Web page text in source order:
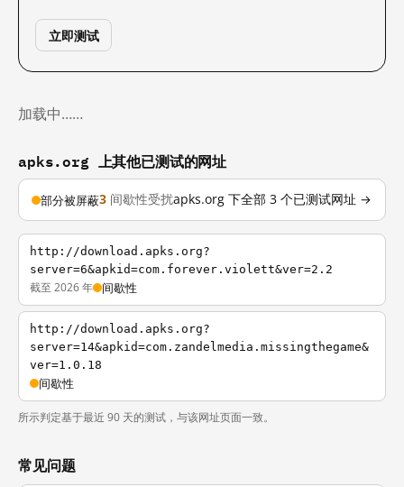
立即测试
加载中……
apks.org 上其他已测试的网址
部分被屏蔽3 间歇性受扰apks.org 下全部 3 个已测试网址 →
http://download.apks.org?
server=6&apkid=com.forever.violett&ver=2.2
截至 2026 年 间歇性
http://download.apks.org?
server=14&apkid=com.zandelmedia.missingthegame&
ver=1.0.18
间歇性
所示判定基于最近 90 天的测试，与该网址页面一致。
常见问题